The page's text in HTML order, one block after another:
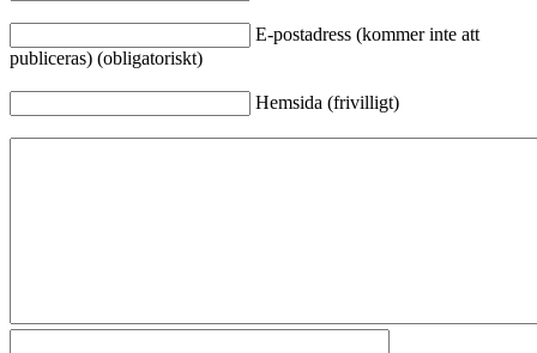
E-postadress (kommer inte att
publiceras) (obligatoriskt)
Hemsida (frivilligt)